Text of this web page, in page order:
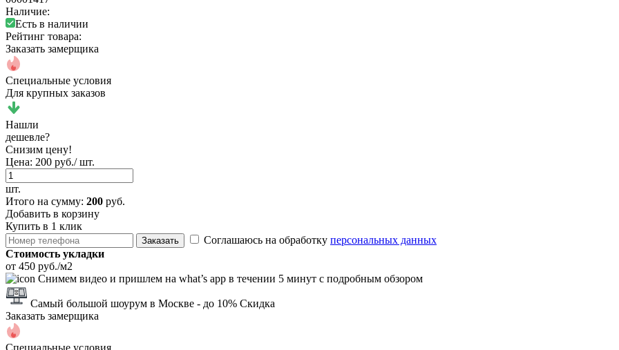
Наличие:
Есть в наличии
Рейтинг товара:
Заказать замерщика
Специальные условия
Для крупных заказов
Нашли
дешевле?
Снизим цену!
Цена: 200 руб./ шт.
шт.
Итого на сумму: 200 руб.
Добавить в корзину
Купить в 1 клик
Заказать Соглашаюсь на обработку персональных данных
Стоимость укладки
от 450 руб./м2
Снимем видео и пришлем на what’s app в течении 5 минут с подробным обзором
Самый большой шоурум в Москве - до 10% Скидка
Заказать замерщика
Специальные условия